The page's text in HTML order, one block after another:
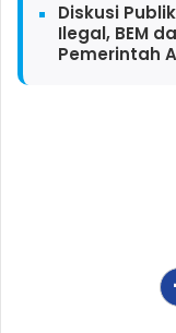
Diskusi
Ilegal, BEM
Pemerintah